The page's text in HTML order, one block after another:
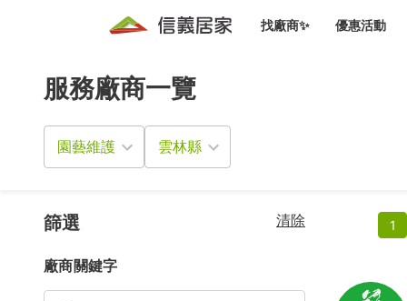
找廠商✨
室內
優惠活動
免費諮詢服務
居住服務免費諮詢
新會員大禮包 免費居住好
信義客戶優惠
信義成交客戶福利專區
優質
廠商募集 人才招募
買屋
服務廠商一覽
園藝維護
篩選 清除
廠商關鍵字
1